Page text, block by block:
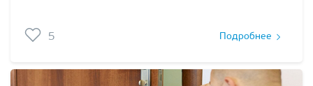
5 Подробнее